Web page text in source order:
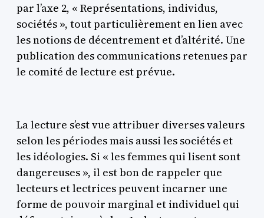
par l’axe 2, « Représentations, individus,
sociétés », tout particulièrement en lien avec
les notions de décentrement et d’altérité. Une
publication des communications retenues par
le comité de lecture est prévue.
La lecture s’est vue attribuer diverses valeurs
selon les périodes mais aussi les sociétés et
les idéologies. Si « les femmes qui lisent sont
dangereuses », il est bon de rappeler que
lecteurs et lectrices peuvent incarner une
forme de pouvoir marginal et individuel qui